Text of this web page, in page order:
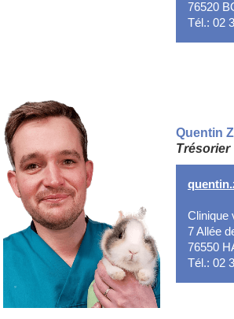
76520
Tél.: 02
Quentin
Trésorier
Clinique
7 Allée
76550
Tél.: 02